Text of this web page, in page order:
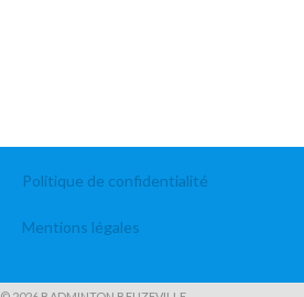
Politique de confidentialité
Mentions légales